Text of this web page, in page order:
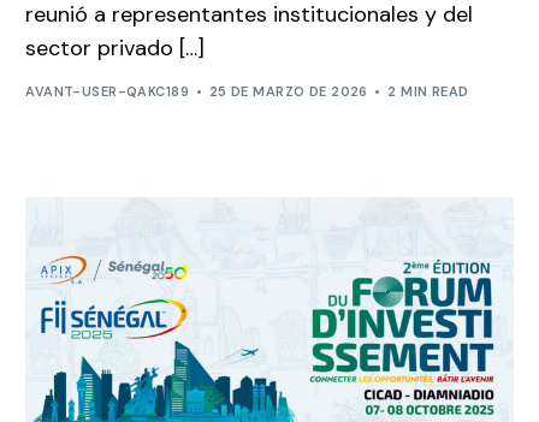
reunió a representantes institucionales y del
sector privado […]
AVANT-USER-QAKC189 25 DE MARZO DE 2026 2 MIN READ